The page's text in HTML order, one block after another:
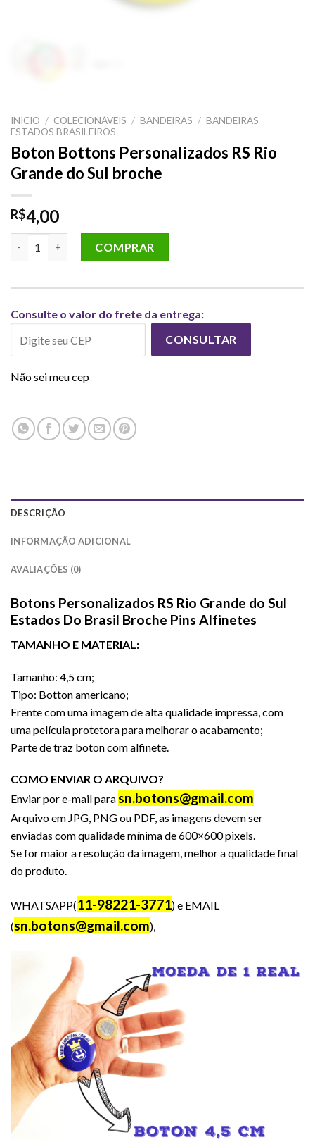
INÍCIO / COLECIONÁVEIS / BANDEIRAS / BANDEIRAS
ESTADOS BRASILEIROS
Boton Bottons Personalizados RS Rio
Grande do Sul broche
R$4,00
COMPRAR
Consulte o valor do frete da entrega:
CONSULTAR
Não sei meu cep
DESCRIÇÃO
INFORMAÇÃO ADICIONAL
AVALIAÇÕES (0)
Botons Personalizados RS Rio Grande do Sul
Estados Do Brasil Broche Pins Alfinetes
TAMANHO E MATERIAL:
Tamanho: 4,5 cm;
Tipo: Botton americano;
Frente com uma imagem de alta qualidade impressa, com
uma película protetora para melhorar o acabamento;
Parte de traz boton com alfinete.
COMO ENVIAR O ARQUIVO?
Enviar por e-mail parasn.botons@gmail.com
Arquivo em JPG, PNG ou PDF, as imagens devem ser
enviadas com qualidade mínima de 600×600 pixels.
Se for maior a resolução da imagem, melhor a qualidade final
do produto.
WHATSAPP(11-98221-3771) e EMAIL
(sn.botons@gmail.com),